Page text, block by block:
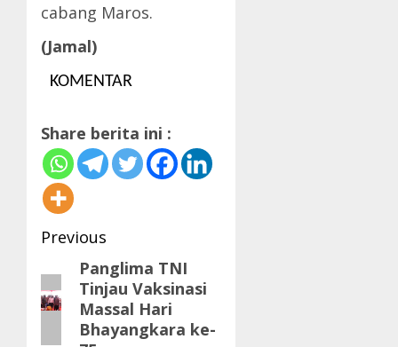
cabang Maros.
(Jamal)
KOMENTAR
Share berita ini :
Post
navigation
Previous
Previous
post:
Panglima TNI
Tinjau Vaksinasi
Massal Hari
Bhayangkara ke-